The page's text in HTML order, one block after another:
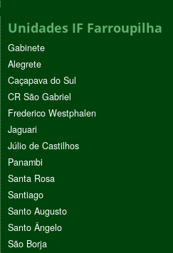
Unidades IF Farroupilha
Gabinete
Alegrete
Caçapava do Sul
CR São Gabriel
Frederico Westphalen
Jaguari
Júlio de Castilhos
Panambi
Santa Rosa
Santiago
Santo Augusto
Santo Ângelo
São Borja